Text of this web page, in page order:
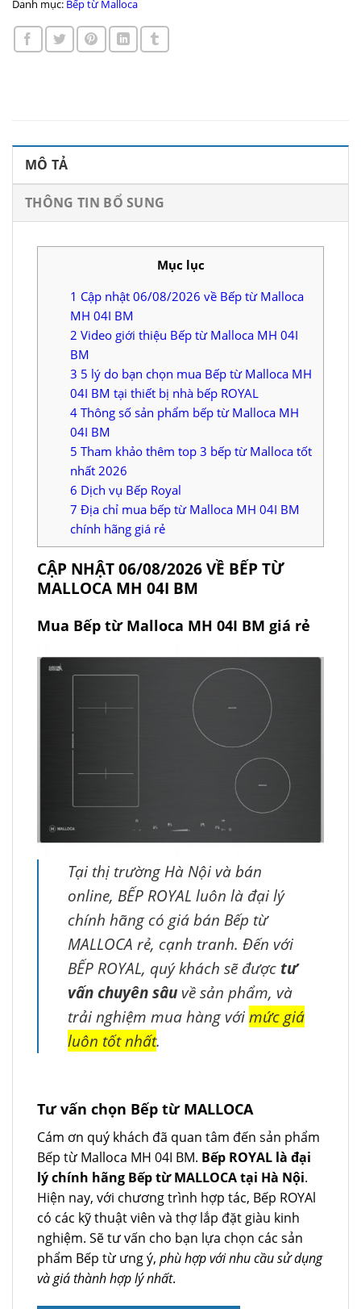
Danh mục: Bếp từ Malloca
MÔ TẢ
THÔNG TIN BỔ SUNG
Mục lục
1 Cập nhật 06/08/2026 về Bếp từ Malloca
MH 04I BM
2 Video giới thiệu Bếp từ Malloca MH 04I
BM
3 5 lý do bạn chọn mua Bếp từ Malloca MH
04I BM tại thiết bị nhà bếp ROYAL
4 Thông số sản phẩm bếp từ Malloca MH
04I BM
5 Tham khảo thêm top 3 bếp từ Malloca tốt
nhất 2026
6 Dịch vụ Bếp Royal
7 Địa chỉ mua bếp từ Malloca MH 04I BM
chính hãng giá rẻ
CẬP NHẬT 06/08/2026 VỀ BẾP TỪ
MALLOCA MH 04I BM
Mua Bếp từ Malloca MH 04I BM giá rẻ
Tại thị trường Hà Nội và bán
online, BẾP ROYAL luôn là đại lý
chính hãng có giá bán Bếp từ
MALLOCA rẻ, cạnh tranh. Đến với
BẾP ROYAL, quý khách sẽ được tư
vấn chuyên sâu về sản phẩm, và
trải nghiệm mua hàng vớimức giá
luôn tốt nhất.
Tư vấn chọn Bếp từ MALLOCA
Cám ơn quý khách đã quan tâm đến sản phẩm
Bếp từ Malloca MH 04I BM. Bếp ROYAL là đại
lý chính hãng Bếp từ MALLOCA tại Hà Nội.
Hiện nay, với chương trình hợp tác, Bếp ROYAl
có các kỹ thuật viên và thợ lắp đặt giàu kinh
nghiệm. Sẽ tư vấn cho bạn lựa chọn các sản
phẩm Bếp từ ưng ý, phù hợp với nhu cầu sử dụng
và giá thành hợp lý nhất.